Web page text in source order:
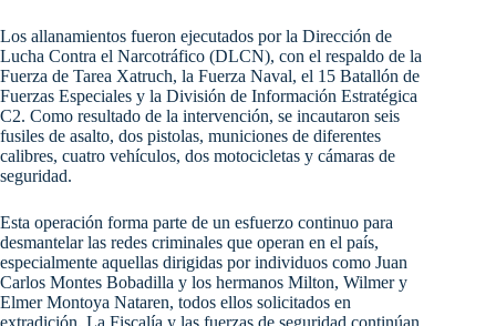
Los allanamientos fueron ejecutados por la Dirección de
Lucha Contra el Narcotráfico (DLCN), con el respaldo de la
Fuerza de Tarea Xatruch, la Fuerza Naval, el 15 Batallón de
Fuerzas Especiales y la División de Información Estratégica
C2. Como resultado de la intervención, se incautaron seis
fusiles de asalto, dos pistolas, municiones de diferentes
calibres, cuatro vehículos, dos motocicletas y cámaras de
seguridad.
Esta operación forma parte de un esfuerzo continuo para
desmantelar las redes criminales que operan en el país,
especialmente aquellas dirigidas por individuos como Juan
Carlos Montes Bobadilla y los hermanos Milton, Wilmer y
Elmer Montoya Nataren, todos ellos solicitados en
extradición. La Fiscalía y las fuerzas de seguridad continúan